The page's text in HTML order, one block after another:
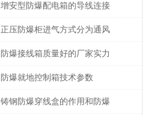
的防爆电气设备注意事项
增安型防爆配电箱的导线连接
正压防爆柜进气方式分为通风
型和补偿型
防爆接线箱质量好的厂家实力
与产品性能解读
防爆就地控制箱技术参数
铸钢防爆穿线盒的作用和防爆